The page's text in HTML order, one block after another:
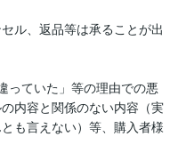
ル、返品等は承ることが出
っていた」等の理由での悪
内容と関係のない内容（実
も言えない）等、購入者様